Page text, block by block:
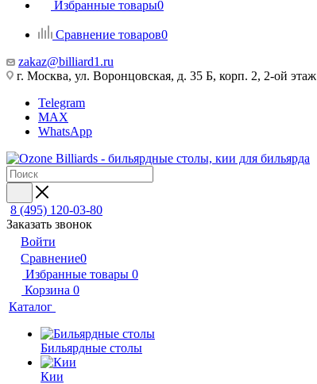
Избранные товары0
Сравнение товаров0
zakaz@billiard1.ru
г. Москва, ул. Воронцовская, д. 35 Б, корп. 2, 2-ой этаж
Telegram
MAX
WhatsApp
8 (495) 120-03-80
Заказать звонок
Войти
Сравнение0
Избранные товары 0
Корзина 0
Каталог
Бильярдные столы
Кии